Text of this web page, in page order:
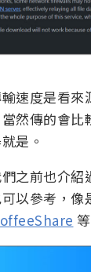
速度是看來
然傳的會
是。
之前也介紹
以參考，像